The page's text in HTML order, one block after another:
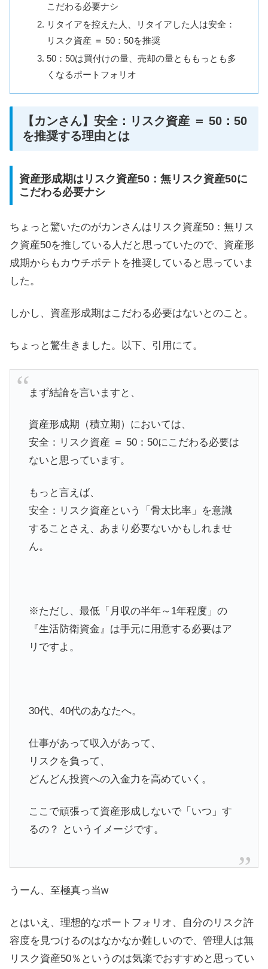
こだわる必要ナシ
リタイアを控えた人、リタイアした人は安全：
リスク資産 ＝ 50：50を推奨
50：50は買付けの量、売却の量とももっとも多
くなるポートフォリオ
【カンさん】安全：リスク資産 ＝ 50：50
を推奨する理由とは
資産形成期はリスク資産50：無リスク資産50に
こだわる必要ナシ
ちょっと驚いたのがカンさんはリスク資産50：無リス
ク資産50を推している人だと思っていたので、資産形
成期からもカウチポテトを推奨していると思っていま
した。
しかし、資産形成期はこだわる必要はないとのこと。
ちょっと驚生きました。以下、引用にて。
まず結論を言いますと、
資産形成期（積立期）においては、
安全：リスク資産 ＝ 50：50にこだわる必要は
ないと思っています。
もっと言えば、
安全：リスク資産という「骨太比率」を意識
することさえ、あまり必要ないかもしれませ
ん。
※ただし、最低「月収の半年～1年程度」の
『生活防衛資金』は手元に用意する必要はア
リですよ。
30代、40代のあなたへ。
仕事があって収入があって、
リスクを負って、
どんどん投資への入金力を高めていく。
ここで頑張って資産形成しないで「いつ」す
るの？ というイメージです。
うーん、至極真っ当w
とはいえ、理想的なポートフォリオ、自分のリスク許
容度を見つけるのはなかなか難しいので、管理人は無
リスク資産50％というのは気楽でおすすめと思ってい